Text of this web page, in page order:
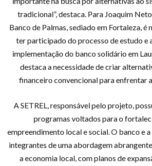
tradicional”, destaca. Para Joaquim
Banco de Palmas, sediado em Fortaleza,
ter participado do processo de estudo e
implementação do banco solidário em
destaca a necessidade de criar
financeiro convencional para enfrentar
A SETREL, responsável pelo projeto,
programas voltados para o
empreendimento local e social. O banco e
integrantes de uma abordagem
a economia local, com planos de